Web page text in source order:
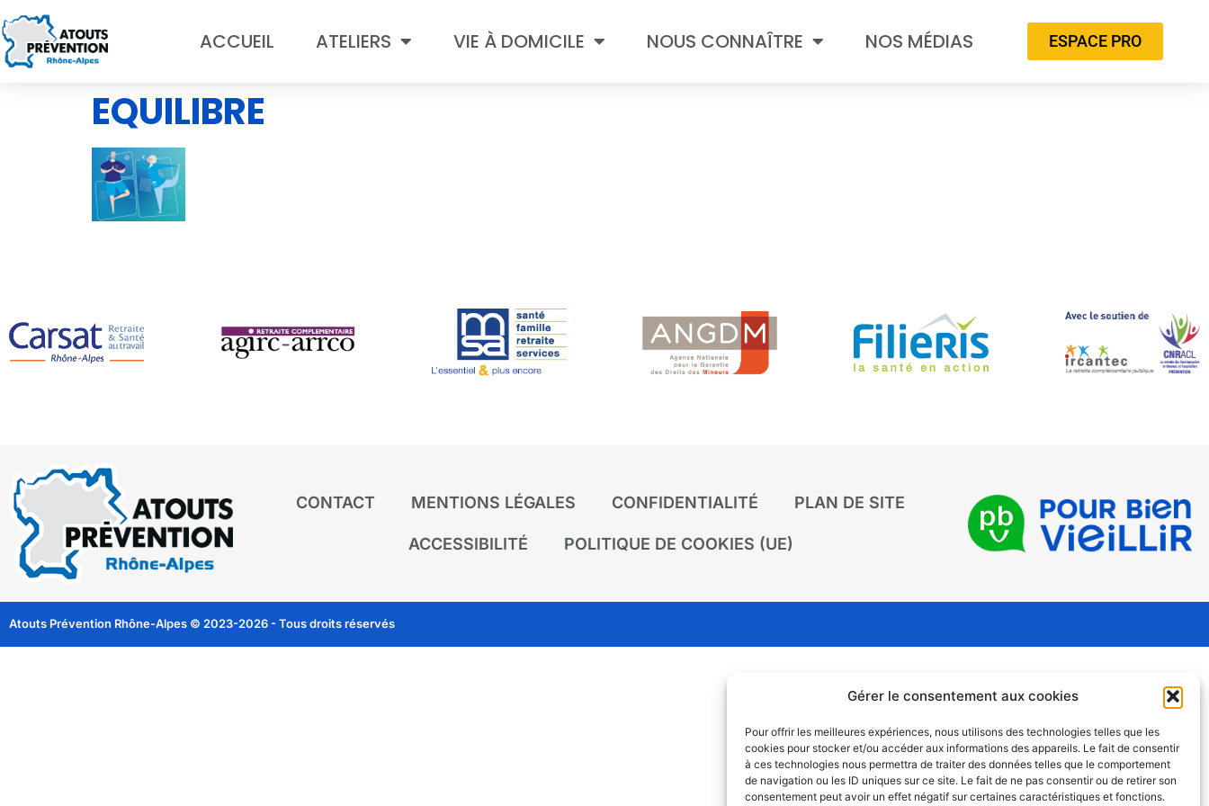
Gérer le consentement aux cookies
Pour offrir les meilleures expériences, nous utilisons des technologies telles que les
cookies pour stocker et/ou accéder aux informations des appareils. Le fait de consentir
à ces technologies nous permettra de traiter des données telles que le comportement
de navigation ou les ID uniques sur ce site. Le fait de ne pas consentir ou de retirer son
consentement peut avoir un effet négatif sur certaines caractéristiques et fonctions.
ACCUEIL ATELIERS VIE À DOMICILE NOUS CONNAÎTRE NOS MÉDIAS ESPACE PRO
EQUILIBRE
CONTACT MENTIONS LÉGALES CONFIDENTIALITÉ PLAN DE SITE
ACCESSIBILITÉ POLITIQUE DE COOKIES (UE)
Atouts Prévention Rhône-Alpes © 2023-2026 - Tous droits réservés